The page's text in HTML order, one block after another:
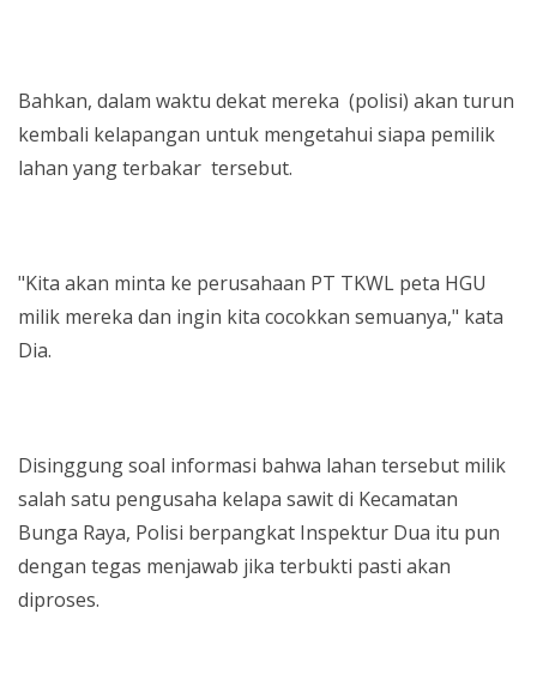
Bahkan, dalam waktu dekat mereka (polisi) akan turun
kembali kelapangan untuk mengetahui siapa pemilik
lahan yang terbakar tersebut.
"Kita akan minta ke perusahaan PT TKWL peta HGU
milik mereka dan ingin kita cocokkan semuanya," kata
Dia.
Disinggung soal informasi bahwa lahan tersebut milik
salah satu pengusaha kelapa sawit di Kecamatan
Bunga Raya, Polisi berpangkat Inspektur Dua itu pun
dengan tegas menjawab jika terbukti pasti akan
diproses.